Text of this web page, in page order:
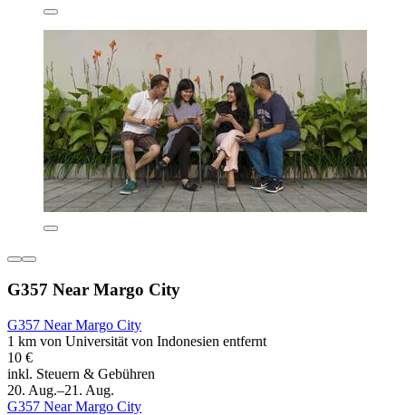
G357 Near Margo City
G357 Near Margo City
1 km von Universität von Indonesien entfernt
10 €
inkl. Steuern & Gebühren
20. Aug.–21. Aug.
G357 Near Margo City